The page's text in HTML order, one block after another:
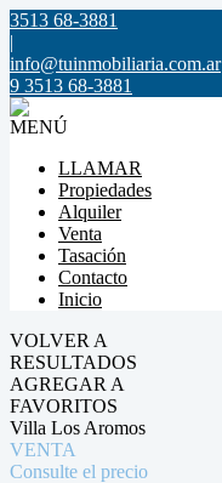
3513 68-3881
|
info@tuinmobiliaria.com.ar
9 3513 68-3881
MENÚ
LLAMAR
Propiedades
Alquiler
Venta
Tasación
Contacto
Inicio
VOLVER A
RESULTADOS
AGREGAR A
FAVORITOS
Villa Los Aromos
VENTA
Consulte el precio